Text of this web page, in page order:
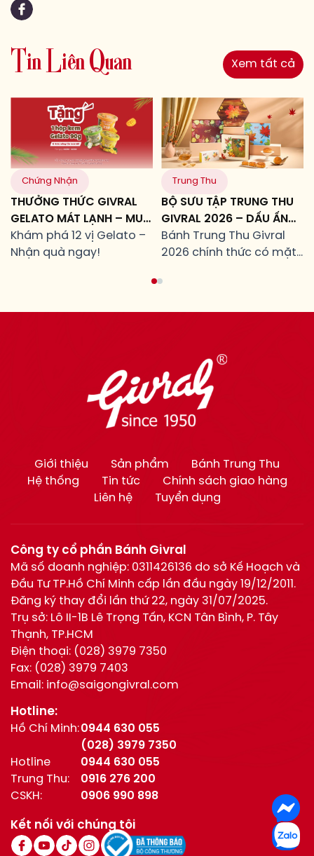
in Liên Quan Xem tất cả
Chứng Nhận
THƯỞNG THỨC GIVRAL
GELATO MÁT LẠNH – MUA
LÀ TẶNG!
Khám phá 12 vị Gelato –
Nhận quà ngay!
Trung Thu
BỘ SƯU TẬP TRUNG THU
GIVRAL 2026 – DẤU ẤN
CỦA NHỮNG MỐI TÂM
GIAO
Bánh Trung Thu Givral
2026 chính thức có mặt
toàn hệ thống cửa hàng
Giới thiệu Sản phẩm
Bánh Trung Thu
Hệ thống
Tin tức
Chính sách giao hàng
Liên hệ
Tuyển dụng
Công ty cổ phần Bánh Givral
Mã số doanh nghiệp: 0311426136 do sở Kế Hoạch và
Đầu Tư TP.Hồ Chí Minh cấp lần đầu ngày 19/12/2011.
Đăng ký thay đổi lần thứ 22, ngày 31/07/2025.
Trụ sở: Lô II-1B Lê Trọng Tấn, KCN Tân Bình, P. Tây
Thạnh, TP.HCM
Điện thoại: (028) 3979 7350
Fax: (028) 3979 7403
Email: info@saigongivral.com
Hotline:
Hồ Chí Minh:0944 630 055
(028) 3979 7350
Hotline
Trung Thu:
0944 630 055
0916 276 200
CSKH:
0906 990 898
Kết nối với chúng tôi